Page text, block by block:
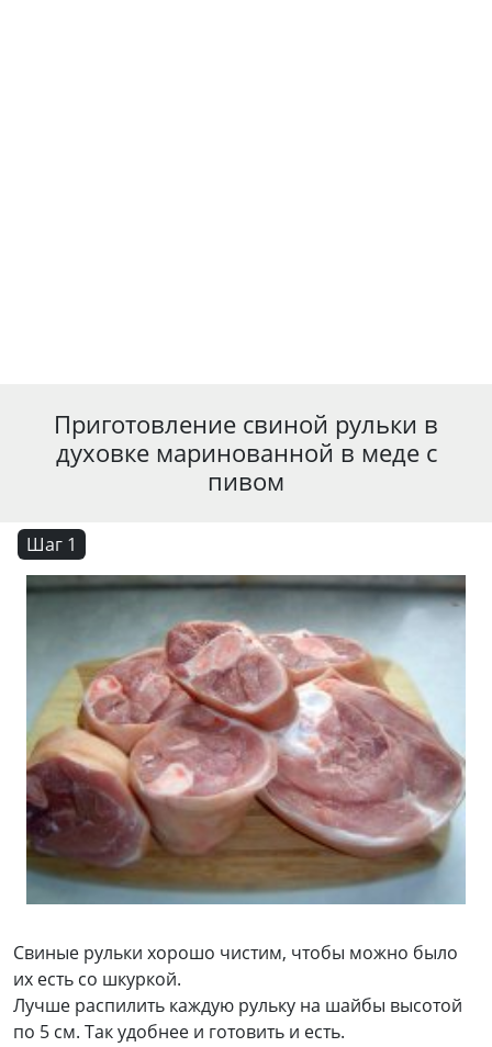
Приготовление свиной рульки в
духовке маринованной в меде с
пивом
Шаг 1
Свиные рульки хорошо чистим, чтобы можно было
их есть со шкуркой.
Лучше распилить каждую рульку на шайбы высотой
по 5 см. Так удобнее и готовить и есть.